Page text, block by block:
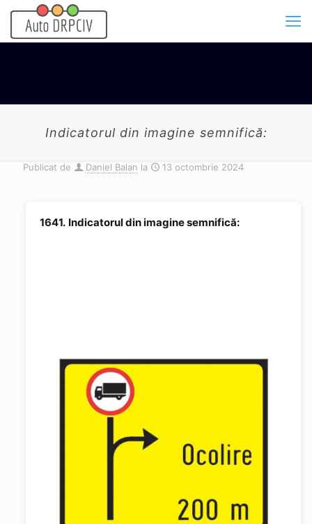
Indicatorul din imagine semnifică:
Publicat de Daniel Balan la 13 octombrie 2024
1641. Indicatorul din imagine semnifică: